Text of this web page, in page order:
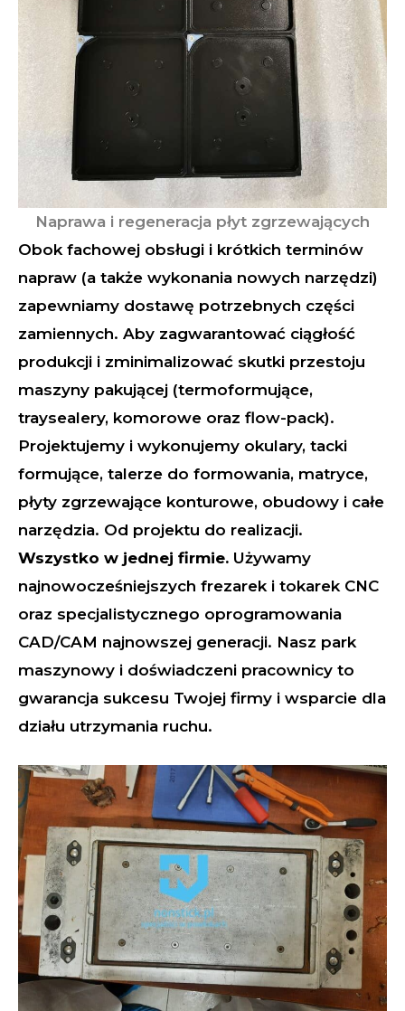
Naprawa i regeneracja płyt zgrzewających
Obok fachowej obsługi i krótkich terminów
napraw (a także wykonania nowych narzędzi)
zapewniamy dostawę potrzebnych części
zamiennych. Aby zagwarantować ciągłość
produkcji i zminimalizować skutki przestoju
maszyny pakującej (termoformujące,
traysealery, komorowe oraz flow-pack).
Projektujemy i wykonujemy okulary, tacki
formujące, talerze do formowania, matryce,
płyty zgrzewające konturowe, obudowy i całe
narzędzia. Od projektu do realizacji.
Wszystko w jednej firmie. Używamy
najnowocześniejszych frezarek i tokarek CNC
oraz specjalistycznego oprogramowania
CAD/CAM najnowszej generacji. Nasz park
maszynowy i doświadczeni pracownicy to
gwarancja sukcesu Twojej firmy i wsparcie dla
działu utrzymania ruchu.